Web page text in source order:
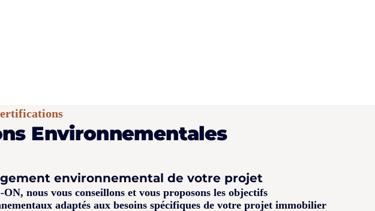
Environnementales
environnemental de votre projet
ON, nous vous conseillons et vous proposons les objectifs
adaptés aux besoins spécifiques de votre projet immobilier